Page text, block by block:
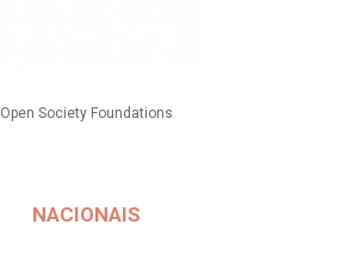
Open Society Foundations
NACIONAIS